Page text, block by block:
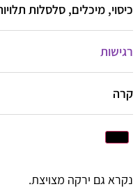
כיסוי, מיכלים, סלסלות
רגישות
קרה
נקרא גם ירקה מצויצת.